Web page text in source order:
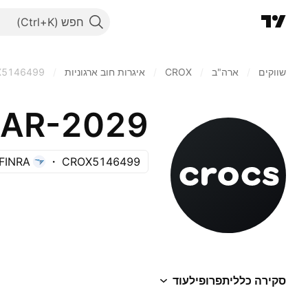
חפש
שווקים ארה"ב‏ CROX איגרות חוב ארגוניות
2029
CROX5146499
FINRA
סקירה כלליתפרופילעוד